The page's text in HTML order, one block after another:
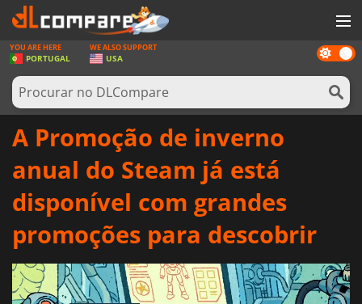
JOGOS
GAME CARDS
SOFTWARE
NOTÍCIAS
ENTRAR OU REGISTAR
Dark
mode
YOU ARE HERE
PORTUGAL
WE ALSO SUPPORT
USA
A Promoção de inverno
anual do Steam já está
disponível com grandes
promoções para descobrir